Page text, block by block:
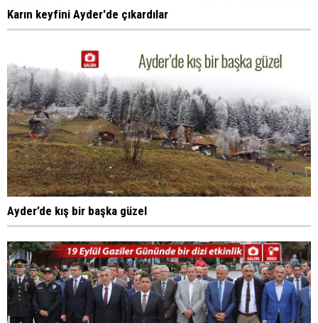
Karın keyfini Ayder'de çıkardılar
Ayder’de kış bir başka güzel